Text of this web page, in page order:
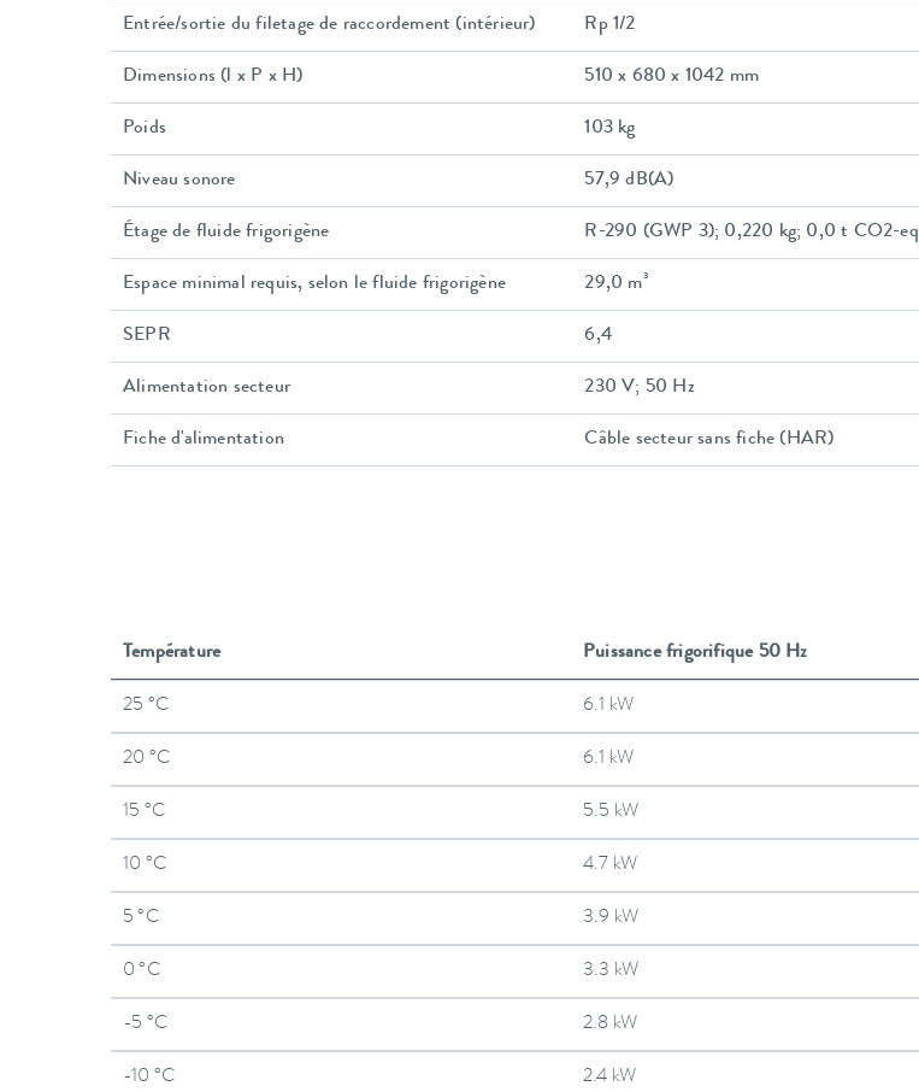
Entrée/sortie du filetage de raccordement (intérieur) Rp 1/2
Dimensions (l x P x H) 510 x 680 x 1042 mm
Poids 103 kg
Niveau sonore 57,9 dB(A)
Étage de fluide frigorigène R-290 (GWP 3); 0,220 kg; 0,0 t CO2-eq
Espace minimal requis, selon le fluide frigorigène 29,0 m³
SEPR 6,4
Alimentation secteur 230 V; 50 Hz
Fiche d'alimentation Câble secteur sans fiche (HAR)
Température Puissance frigorifique 50 Hz
25 °C 6.1 kW
20 °C 6.1 kW
15 °C 5.5 kW
10 °C 4.7 kW
5 °C 3.9 kW
0 °C 3.3 kW
-5 °C 2.8 kW
-10 °C 2.4 kW